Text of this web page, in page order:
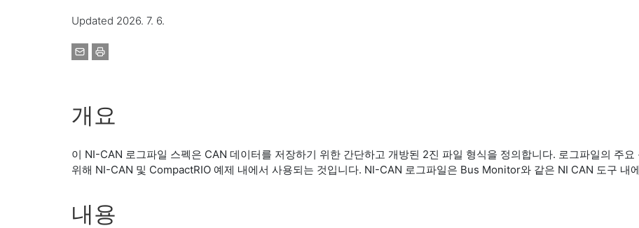
Updated 2026. 7. 6.
개요
이 NI-CAN 로그파일 스펙은 CAN 데이터를 저장하기 위한 간단하고 개방된 2진 파일 형식을 정의합니다. 로그파일의 주
위해 NI-CAN 및 CompactRIO 예제 내에서 사용되는 것입니다. NI-CAN 로그파일은 Bus Monitor와 같은 NI CAN 도구 내
내용